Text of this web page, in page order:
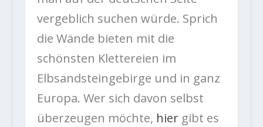
vergeblich suchen würde. Sprich
die Wände bieten mit die
schönsten Klettereien im
Elbsandsteingebirge und in ganz
Europa. Wer sich davon selbst
überzeugen möchte, hiergibt es